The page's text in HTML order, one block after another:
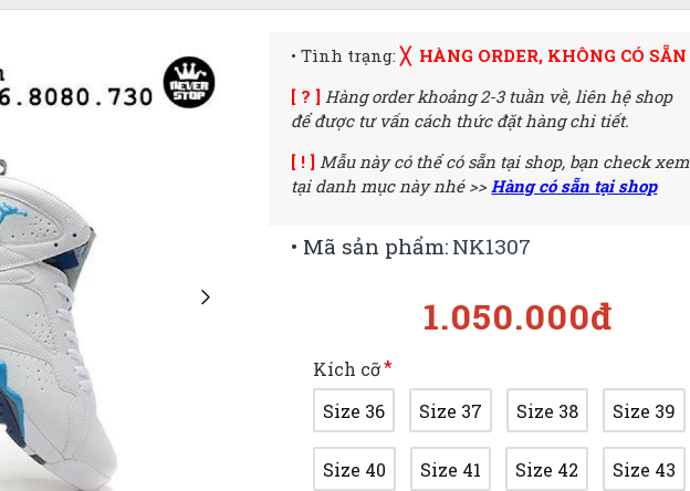
1.050.000đ
• Mã sản phẩm: NK1307
Kích cỡ
Size 36
Size 37 Size 38 Size 39
Size 40 Size 41 Size 42 Size 43
• Tình trạng:╳ HÀNG ORDER, KHÔNG CÓ SẴN
[ ? ] Hàng order khoảng 2-3 tuần về,liên hệ shop
để được tư vấn cách thức đặt hàng chi tiết.
[ ! ] Mẫu này có thể có sẵn tại shop, bạn check xem
tại danh mục này nhé >>Hàng có sẵn tại shop